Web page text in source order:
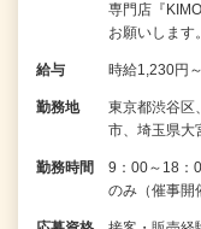
専門店『
お願いしま
給与 時給1,230円
勤務地
東京都渋谷区
市、埼玉県大
勤務時間
9：00～18
のみ（催事